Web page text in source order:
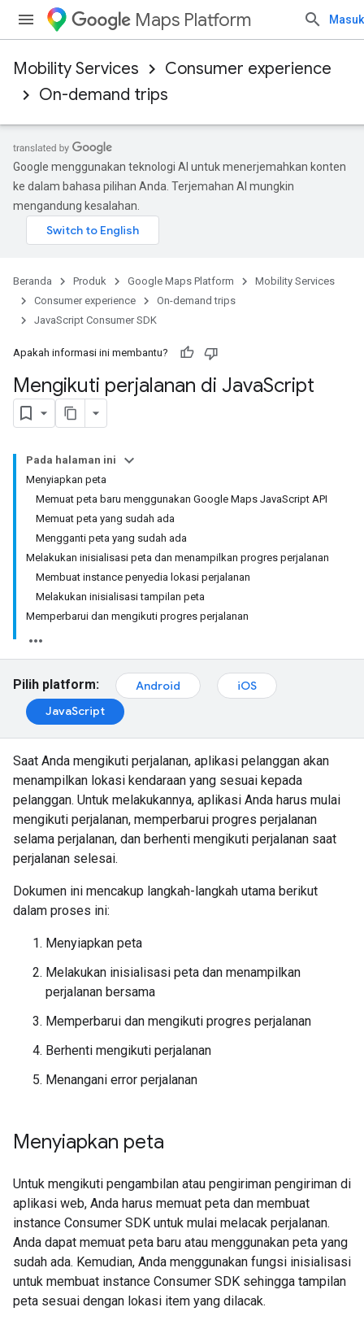
Maps Platform Masuk
Mobility Services
Consumer experience
On-demand trips
Google menggunakan teknologi AI untuk menerjemahkan konten
ke dalam bahasa pilihan Anda. Terjemahan AI mungkin
mengandung kesalahan.
Beranda Produk Google Maps Platform
Mobility Services
Consumer experience
On-demand trips
JavaScript Consumer SDK
Apakah informasi ini membantu?
Mengikuti perjalanan di JavaScript
Pada halaman ini
Menyiapkan peta
Memuat peta baru menggunakan Google Maps JavaScript API
Memuat peta yang sudah ada
Mengganti peta yang sudah ada
Melakukan inisialisasi peta dan menampilkan progres perjalanan
Membuat instance penyedia lokasi perjalanan
Melakukan inisialisasi tampilan peta
Memperbarui dan mengikuti progres perjalanan
Pilih platform: Android
iOS
JavaScript
Saat Anda mengikuti perjalanan, aplikasi pelanggan akan
menampilkan lokasi kendaraan yang sesuai kepada
pelanggan. Untuk melakukannya, aplikasi Anda harus mulai
mengikuti perjalanan, memperbarui progres perjalanan
selama perjalanan, dan berhenti mengikuti perjalanan saat
perjalanan selesai.
Dokumen ini mencakup langkah-langkah utama berikut
dalam proses ini:
Menyiapkan peta
Melakukan inisialisasi peta dan menampilkan
perjalanan bersama
Memperbarui dan mengikuti progres perjalanan
Berhenti mengikuti perjalanan
Menangani error perjalanan
Menyiapkan peta
Untuk mengikuti pengambilan atau pengiriman pengiriman di
aplikasi web, Anda harus memuat peta dan membuat
instance Consumer SDK untuk mulai melacak perjalanan.
Anda dapat memuat peta baru atau menggunakan peta yang
sudah ada. Kemudian, Anda menggunakan fungsi inisialisasi
untuk membuat instance Consumer SDK sehingga tampilan
peta sesuai dengan lokasi item yang dilacak.